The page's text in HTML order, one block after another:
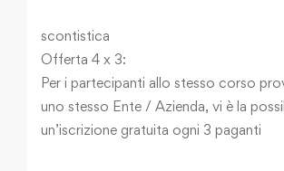
scontistica
Offerta 4 x 3:
Per i partecipanti allo stesso corso
uno stesso Ente / Azienda, vi è la
un’iscrizione gratuita ogni 3 paganti